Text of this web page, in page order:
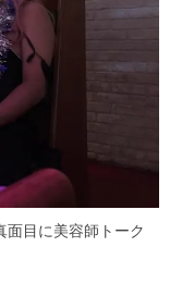
目に美容師トーク